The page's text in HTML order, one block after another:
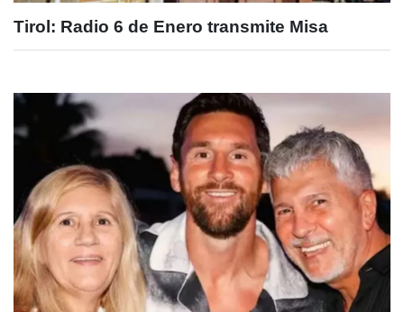
Tirol: Radio 6 de Enero transmite Misa